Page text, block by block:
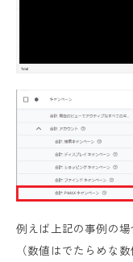
例えば上記の事例の場
（数値はでたらめな